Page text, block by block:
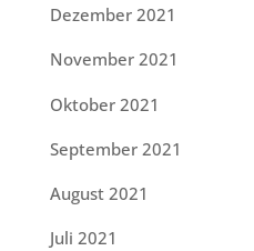
Dezember 2021
November 2021
Oktober 2021
September 2021
August 2021
Juli 2021